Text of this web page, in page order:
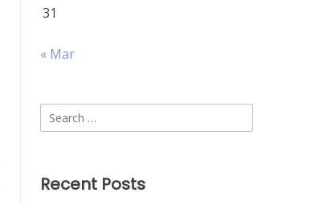
31
« Mar
Search
for:
Recent Posts